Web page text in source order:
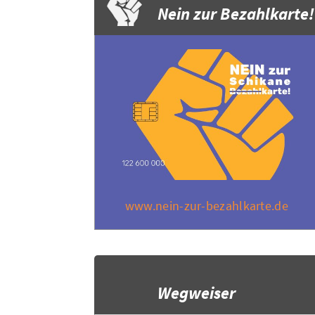
Nein zur Bezahlkarte!
www.nein-zur-bezahlkarte.de
Wegweiser